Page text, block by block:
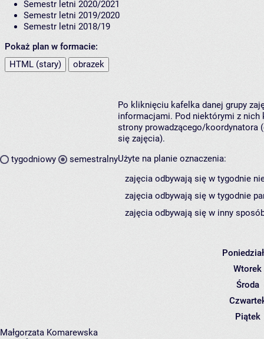
Semestr letni 2020/2021
Semestr letni 2019/2020
Semestr letni 2018/19
Pokaż plan w formacie:
HTML (stary)
obrazek
tygodniowy semestralny
Po kliknięciu kafelka danej grupy
informacjami. Pod niektórymi z nich
strony prowadzącego/koordynatora
się zajęcia).
Użyte na planie oznaczenia:
zajęcia odbywają się w tygodnie
zajęcia odbywają się w tygodnie
zajęcia odbywają się w inny
Wtorek
Środa
Piątek
Małgorzata Komarewska